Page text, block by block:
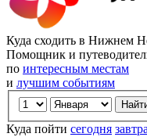
Куда сходить в Нижнем
Помощник и
по интересным местам
и лучшим событиям
Куда пойти сегодня завтра